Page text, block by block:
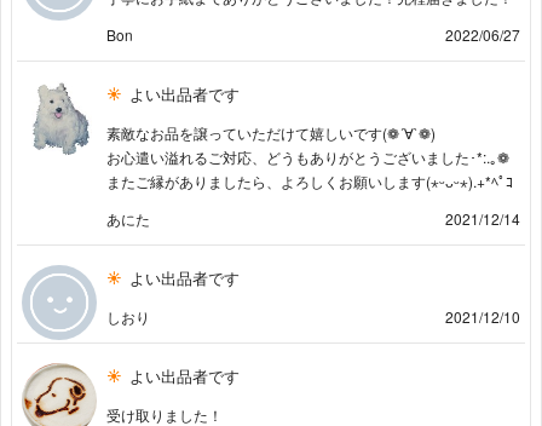
Bon
2022/06/27
よい出品者です
素敵なお品を譲っていただけて嬉しいです(❁´∀`❁)
お心遣い溢れるご対応、どうもありがとうございました･*:.｡❁
またご縁がありましたら、よろしくお願いします(⋆ᵕᴗᵕ⋆).+*ﾍﾟｺ
あにた
2021/12/14
よい出品者です
しおり 2021/12/10
よい出品者です
受け取りました！